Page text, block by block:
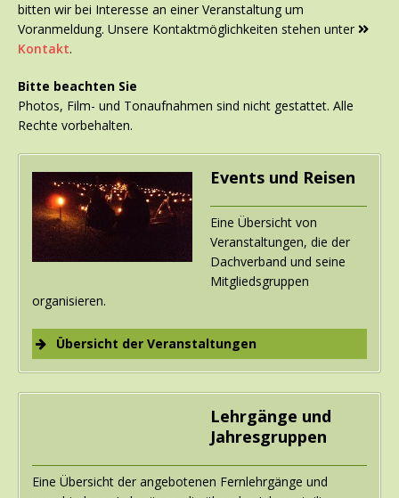
bitten wir bei Interesse an einer Veranstaltung um
Voranmeldung. Unsere Kontaktmöglichkeiten stehen unter
Kontakt.
Bitte beachten Sie
Photos, Film- und Tonaufnahmen sind nicht gestattet. Alle
Rechte vorbehalten.
Events und Reisen
Eine Übersicht von
Veranstaltungen, die der
Dachverband und seine
Mitgliedsgruppen
organisieren.
Übersicht der Veranstaltungen
Keltiatravel
Reisen, neue Eindrücke
sammeln, einzigartige
Weltwunder aus der
Megalith Zeit bestaunen
und dabei die Wurzeln
Europas kennen lernen –
Lehrgänge und
Jahresgruppen
Eine Übersicht der angebotenen Fernlehrgänge und